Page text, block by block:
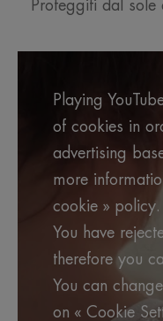
ai tipi di
sole e alle
di
Intense Protect
spettro ultra-ampio
Proteggiti dal
Playing
of cookies in
advertising
more
cookie » policy.
You have
therefore you
You can
on « Cookie